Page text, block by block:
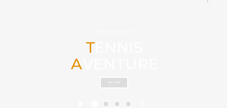
BUY NOW
T
A
ENNIS